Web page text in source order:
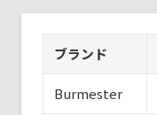
ブランド
Burmester